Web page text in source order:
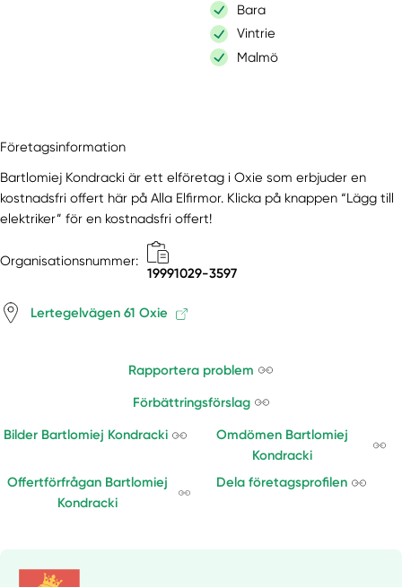
Bara
Vintrie
Malmö
Företagsinformation
Bartlomiej Kondracki är ett elföretag i Oxie som erbjuder en
kostnadsfri offert här på Alla Elfirmor. Klicka på knappen “Lägg till
elektriker” för en kostnadsfri offert!
Organisationsnummer:
19991029-3597
Lertegelvägen 61 Oxie
Rapportera problem
Förbättringsförslag
Bilder Bartlomiej Kondracki
Omdömen Bartlomiej
Kondracki
Offertförfrågan Bartlomiej
Kondracki
Dela företagsprofilen